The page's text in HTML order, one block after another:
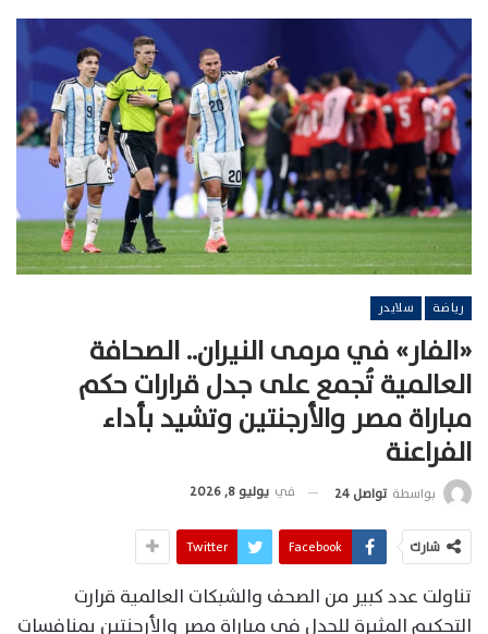
رياضة سلايدر
«الفار» في مرمى النيران.. الصحافة
العالمية تُجمع على جدل قرارات حكم
مباراة مصر والأرجنتين وتشيد بأداء
الفراعنة
بواسطة تواصل 24 في يوليو 8, 2026
شارك Facebook
Twitter
تناولت عدد كبير من الصحف والشبكات العالمية قرارت
التحكيم المثيرة للجدل في مباراة مصر والأرجنتين بمنافسات